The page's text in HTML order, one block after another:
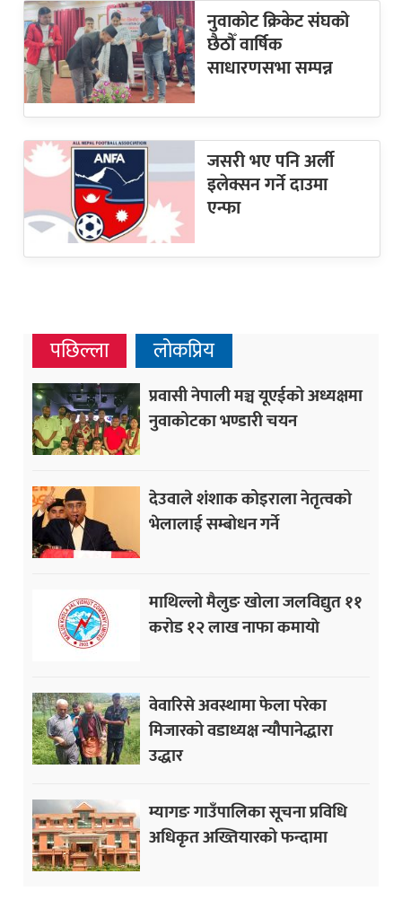
नुवाकोट क्रिकेट संघको
छैठौँ वार्षिक
साधारणसभा सम्पन्न
जसरी भए पनि अर्ली
इलेक्सन गर्ने दाउमा
एन्फा
पछिल्ला लोकप्रिय
प्रवासी नेपाली मञ्च यूएईको अध्यक्षमा
नुवाकोटका भण्डारी चयन
देउवाले शंशाक कोइराला नेतृत्वको
भेलालाई सम्बोधन गर्ने
माथिल्लो मैलुङ खोला जलविद्युत ११
करोड १२ लाख नाफा कमायाे
वेवारिसे अवस्थामा फेला परेका
मिजारको वडाध्यक्ष न्यौपानेद्धारा
उद्धार
म्यागङ गाउँपालिका सूचना प्रविधि
अधिकृत अख्तियारको फन्दामा